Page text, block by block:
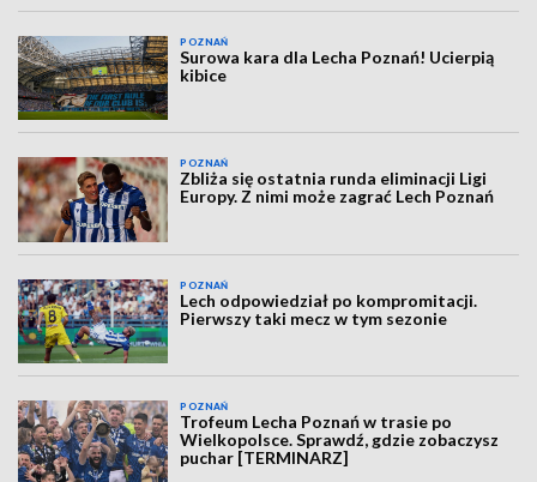
POZNAŃ
Surowa kara dla Lecha Poznań! Ucierpią
kibice
POZNAŃ
Zbliża się ostatnia runda eliminacji Ligi
Europy. Z nimi może zagrać Lech Poznań
POZNAŃ
Lech odpowiedział po kompromitacji.
Pierwszy taki mecz w tym sezonie
POZNAŃ
Trofeum Lecha Poznań w trasie po
Wielkopolsce. Sprawdź, gdzie zobaczysz
puchar [TERMINARZ]